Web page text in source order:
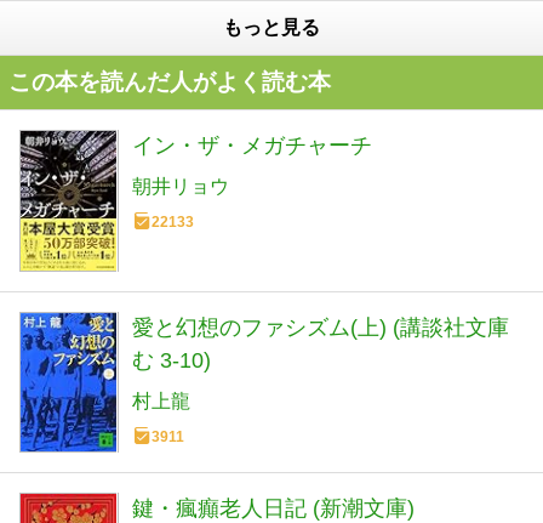
もっと見る
この本を読んだ人がよく読む本
イン・ザ・メガチャーチ
朝井リョウ
22133
愛と幻想のファシズム(上) (講談社文庫
む 3-10)
村上龍
3911
鍵・瘋癲老人日記 (新潮文庫)